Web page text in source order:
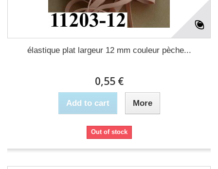
élastique plat largeur 12 mm couleur pèche...
0,55 €
Add to cart More
Out of stock